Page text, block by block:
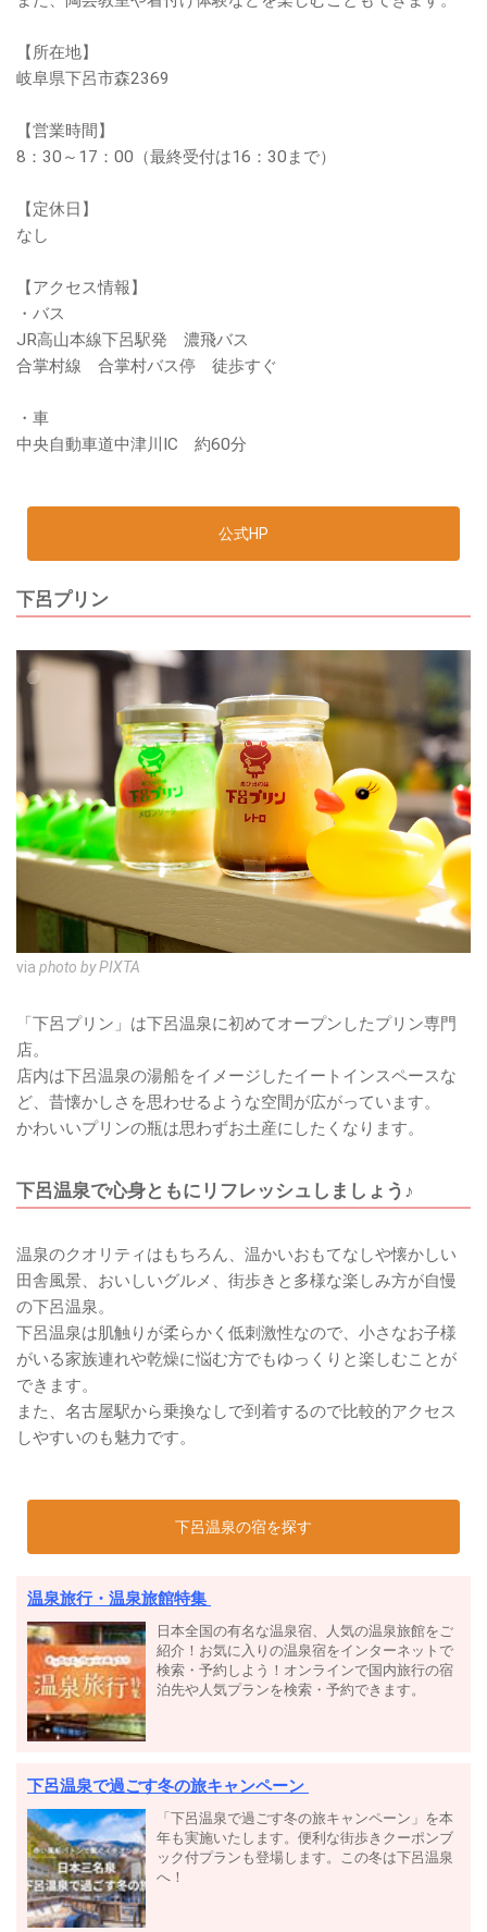
【所在地】
岐阜県下呂市森2369
【営業時間】
8：30～17：00（最終受付は16：30まで）
【定休日】
なし
【アクセス情報】
・バス
JR高山本線下呂駅発 濃飛バス
合掌村線 合掌村バス停 徒歩すぐ
・車
中央自動車道中津川IC 約60分
公式HP
下呂プリン
via photo by PIXTA
「下呂プリン」は下呂温泉に初めてオープンしたプリン専門
店。
店内は下呂温泉の湯船をイメージしたイートインスペースな
ど、昔懐かしさを思わせるような空間が広がっています。
かわいいプリンの瓶は思わずお土産にしたくなります。
下呂温泉で心身ともにリフレッシュしましょう♪
温泉のクオリティはもちろん、温かいおもてなしや懐かしい
田舎風景、おいしいグルメ、街歩きと多様な楽しみ方が自慢
の下呂温泉。
下呂温泉は肌触りが柔らかく低刺激性なので、小さなお子様
がいる家族連れや乾燥に悩む方でもゆっくりと楽しむことが
できます。
また、名古屋駅から乗換なしで到着するので比較的アクセス
しやすいのも魅力です。
下呂温泉の宿を探す
温泉旅行・温泉旅館特集
日本全国の有名な温泉宿、人気の温泉旅館をご
紹介！お気に入りの温泉宿をインターネットで
検索・予約しよう！オンラインで国内旅行の宿
泊先や人気プランを検索・予約できます。
下呂温泉で過ごす冬の旅キャンペーン
「下呂温泉で過ごす冬の旅キャンペーン」を本
年も実施いたします。便利な街歩きクーポンブ
ック付プランも登場します。この冬は下呂温泉
へ！